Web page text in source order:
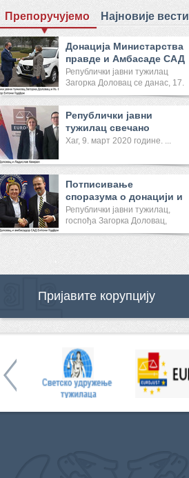
Препоручујемо Најновије вести
Донација Министарства
правде и Амбасаде САД
Реп...
Републички јавни тужилац
Загорка Доловац се данас, 17.
...
Републички јавни
тужилац свечано
отворила Канце...
Хаг, 9. март 2020 године. ...
Потписивање
споразума о донацији и
састанак са ...
Републички јавни тужилац,
госпођа Загорка Доловац,
саст...
Пријавите корупцију